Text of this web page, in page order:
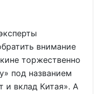
внимание
торжественно
под названием
и вклад Китая». А